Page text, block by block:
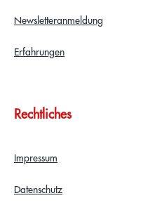
Newsletteranmeldung
Erfahrungen
Rechtliches
Impressum
Datenschutz